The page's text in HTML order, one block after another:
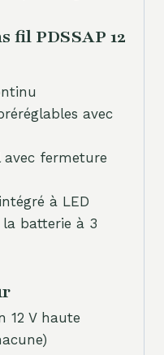
fil PDSSAP 12
avec
fermeture
à LED
la batterie à 3
12 V haute